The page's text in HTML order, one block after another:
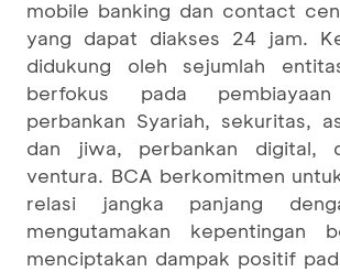
mobile banking dan contact
yang dapat diakses 24 jam.
didukung oleh sejumlah
berfokus pada pembiayaan
perbankan Syariah, sekuritas,
dan jiwa, perbankan digital,
ventura. BCA berkomitmen
relasi jangka panjang
mengutamakan kepentingan
menciptakan dampak positif